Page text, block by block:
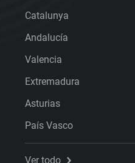
Catalunya
Andalucía
Valencia
Extremadura
Asturias
País Vasco
Ver todo